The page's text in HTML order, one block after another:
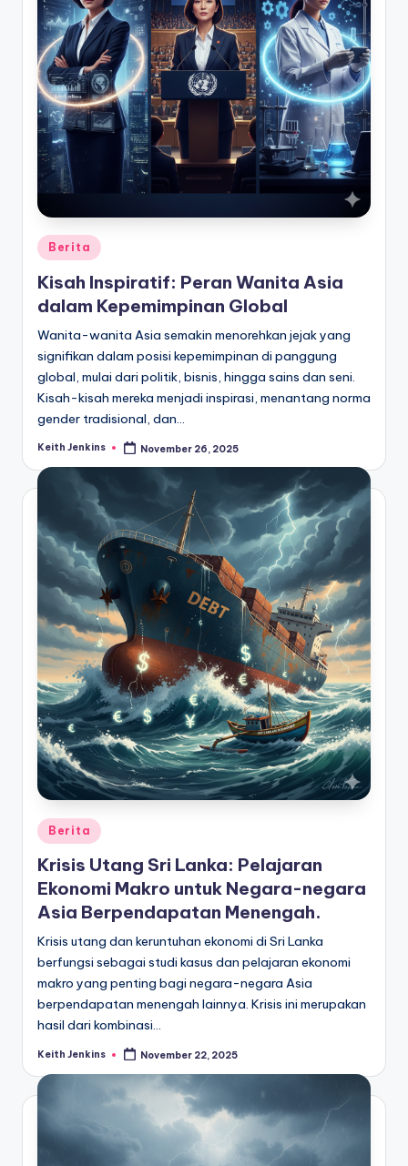
Posted
in
Berita
Kisah Inspiratif: Peran Wanita Asia
dalam Kepemimpinan Global
Wanita-wanita Asia semakin menorehkan jejak yang
signifikan dalam posisi kepemimpinan di panggung
global, mulai dari politik, bisnis, hingga sains dan seni.
Kisah-kisah mereka menjadi inspirasi, menantang norma
gender tradisional, dan…
Posted
Keith Jenkins November 26, 2025
Posted
in
Berita
Krisis Utang Sri Lanka: Pelajaran
Ekonomi Makro untuk Negara-negara
Asia Berpendapatan Menengah.
Krisis utang dan keruntuhan ekonomi di Sri Lanka
berfungsi sebagai studi kasus dan pelajaran ekonomi
makro yang penting bagi negara-negara Asia
berpendapatan menengah lainnya. Krisis ini merupakan
hasil dari kombinasi…
Posted
Keith Jenkins November 22, 2025